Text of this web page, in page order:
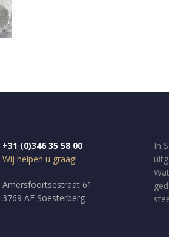
+31 (0)346 35 58 00
Wij helpen u graag!
Amersfoortsestraat 61
3769 AE Soesterberg
In